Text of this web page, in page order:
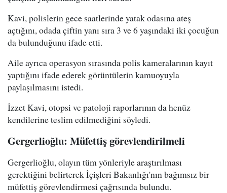
Kavi, polislerin gece saatlerinde yatak odasına ateş
açtığını, odada çiftin yanı sıra 3 ve 6 yaşındaki iki çocuğun
da bulunduğunu ifade etti.
Aile ayrıca operasyon sırasında polis kameralarının kayıt
yaptığını ifade ederek görüntülerin kamuoyuyla
paylaşılmasını istedi.
İzzet Kavi, otopsi ve patoloji raporlarının da henüz
kendilerine teslim edilmediğini söyledi.
Gergerlioğlu: Müfettiş görevlendirilmeli
Gergerlioğlu, olayın tüm yönleriyle araştırılması
gerektiğini belirterek İçişleri Bakanlığı'nın bağımsız bir
müfettiş görevlendirmesi çağrısında bulundu.